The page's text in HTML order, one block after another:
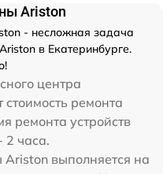
Ariston
- несложная задача
в Екатеринбурге.
центра
стоимость ремонта
ремонта устройств
2 часа.
выполняется на